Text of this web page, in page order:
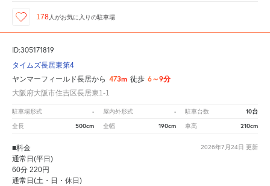
178 人がお気に入りの駐車場
ID:305171819
タイムズ長居東第4
ヤンマーフィールド長居から 473m 徒歩 6～9分
大阪府大阪市住吉区長居東1-1
駐車場形式 - 屋内外形式 - 駐車台数 10台
全長 500cm 全幅 190cm 車高 210cm
2026年7月24日 更新
■料金
通常日(平日)
60分 220円
通常日(土・日・休日)